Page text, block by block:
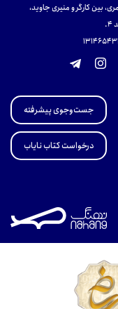
بین کارگر و منیری جاوید،
جست‌وجوی پیشرفته
درخواست کتاب نایاب